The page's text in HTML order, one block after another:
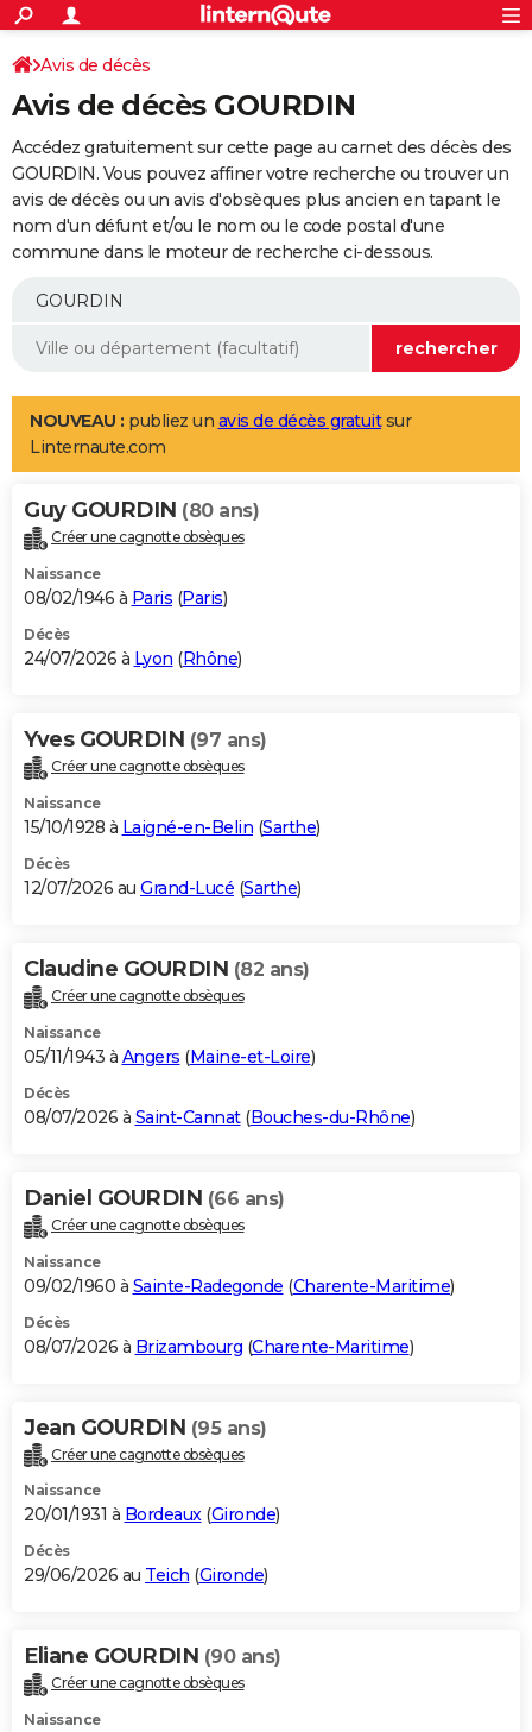
ACTUALITÉS
Politique
Société
Faits Divers
Education
Monde
Villes
+
SPORT
Coupe du monde 2026
Football
Tennis
Cyclisme
Rugby
Forum
Programme TV
TNT
Streaming
Cinéma
Sorties cinéma
Musique
+
FINANCE
Retraite
Epargne
Immobilier
Risques naturels par ville
Banque
Assurance
AUTO
Essais
Réserver un essai
Citadines
Berlines
SUV
Forum auto
+
Mobiles
Meilleur smartphone
Internet
Ordinateurs
Jeux vidéo
Guide high-tech
Aménagement intérieur
LIFESTYLE
Art de vivre
Bien-être
Loisirs
Mode
Modes de vie
Alimentation
Guide de la santé
Maladies
Médicaments
Sommeil
VOYAGE
Destinations
City break
Voyage nature
Voyage de noces
Forum
Climat
+PHOTO
GUIDES D'ACHAT
BONS PLANS
Carte de Noël
Carte Bonne année
Carte Saint-Valentin
Carte Pâques
Carte d'anniversaire
DICTIONNAIRE
Dictionnaire
Biographies
Citations
Expressions
Proverbes
PROGRAMME TV
S'inscrire
Se connecter
Lycées
Collèges
Primaires
Universités
Entreprises
Service militaire
Avis de recherche
AVIS DE DÉCÈS
Bricolage
Lifestyle
Culture
Sport
Auto
Television
Voyage
Cinema
Avis de décès
Avis de décès GOURDIN
Accédez gratuitement sur cette page au carnet des décès des
GOURDIN. Vous pouvez affiner votre recherche ou trouver un
avis de décès ou un avis d'obsèques plus ancien en tapant le
nom d'un défunt et/ou le nom ou le code postal d'une
commune dans le moteur de recherche ci-dessous.
NOUVEAU : publiez un avis de décès gratuitsur
Linternaute.com
Guy GOURDIN (80 ans)
Créer une cagnotte obsèques
Naissance
08/02/1946 à Paris (Paris)
Décès
24/07/2026 à Lyon (Rhône)
Yves GOURDIN (97 ans)
Créer une cagnotte obsèques
Naissance
15/10/1928 à Laigné-en-Belin (Sarthe)
Décès
12/07/2026 au Grand-Lucé (Sarthe)
Claudine GOURDIN (82 ans)
Créer une cagnotte obsèques
Naissance
05/11/1943 à Angers (Maine-et-Loire)
Décès
08/07/2026 à Saint-Cannat(Bouches-du-Rhône)
Daniel GOURDIN (66 ans)
Créer une cagnotte obsèques
Naissance
09/02/1960 à Sainte-Radegonde (Charente-Maritime)
Décès
08/07/2026 à Brizambourg (Charente-Maritime)
Jean GOURDIN (95 ans)
Créer une cagnotte obsèques
Naissance
20/01/1931 à Bordeaux(Gironde)
Décès
29/06/2026 au Teich (Gironde)
Eliane GOURDIN (90 ans)
Créer une cagnotte obsèques
Naissance